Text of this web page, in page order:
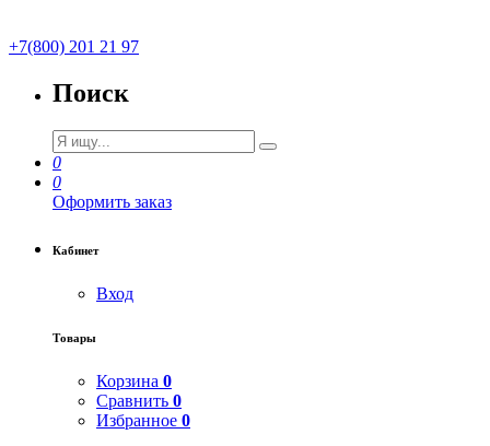
+7(800) 201 21 97
Поиск
0
0
Оформить заказ
Кабинет
Вход
Товары
Корзина 0
Сравнить 0
Избранное 0